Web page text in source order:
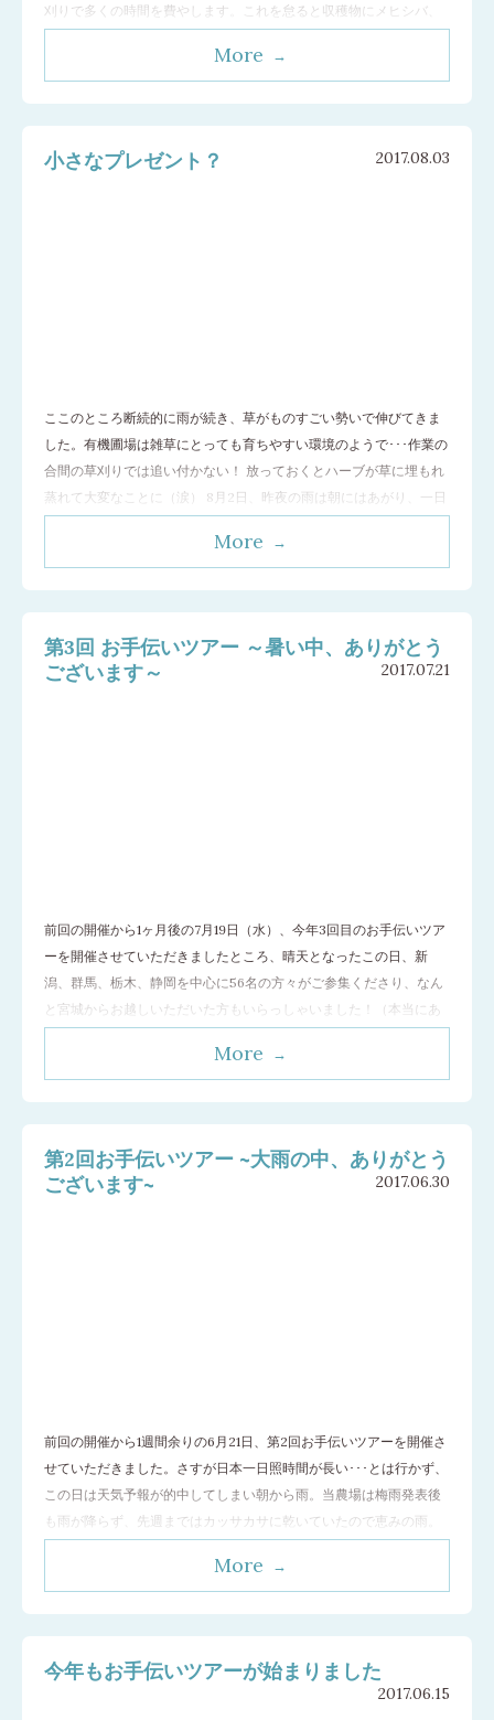
刈りで多くの時間を費やします。これを怠ると収穫物にメヒシバ、
草刈り以上の時間がかかってしまうので避けては通れません。それ
More
小さなプレゼント？ 2017.08.03
ここのところ断続的に雨が続き、草がものすごい勢いで伸びてきま
した。有機圃場は雑草にとっても育ちやすい環境のようで･･･作業の
合間の草刈りでは追い付かない！ 放っておくとハーブが草に埋もれ
蒸れて大変なことに（涙） 8月2日、昨夜の雨は朝にはあがり、一日
くごとに長靴の靴底で大きくなる土の塊。重たくなるので鎌で落と
More
第3回 お手伝いツアー ～暑い中、ありがとう
ございます～
2017.07.21
前回の開催から1ヶ月後の7月19日（水）、今年3回目のお手伝いツア
ーを開催させていただきましたところ、晴天となったこの日、新
潟、群馬、栃木、静岡を中心に56名の方々がご参集くださり、なん
と宮城からお越しいただいた方もいらっしゃいました！（本当にあ
に誘われて多くのミツバチや蝶が集まり、レモンバーム（メリッ
More
第2回お手伝いツアー ~大雨の中、ありがとう
ございます~
2017.06.30
前回の開催から1週間余りの6月21日、第2回お手伝いツアーを開催さ
せていただきました。さすが日本一日照時間が長い･･･とは行かず、
この日は天気予報が的中してしまい朝から雨。当農場は梅雨発表後
も雨が降らず、先週まではカッサカサに乾いていたので恵みの雨。
ご参集いただきました（こんな天気にもかかわらず、ありがとうご
More
今年もお手伝いツアーが始まりました
2017.06.15